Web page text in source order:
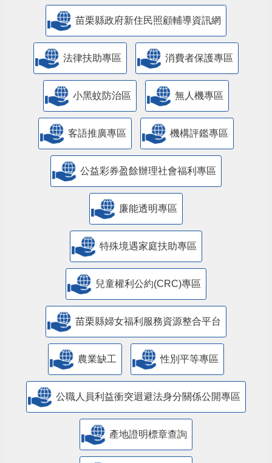
苗栗縣政府新住民照顧輔導資訊網
法律扶助專區 消費者保護專區
小黑蚊防治區 無人機專區
客語推廣專區 機構評鑑專區
公益彩券盈餘辦理社會福利專區
廉能透明專區
特殊境遇家庭扶助專區
兒童權利公約(CRC)專區
苗栗縣婦女福利服務資源整合平台
農業缺工 性別平等專區
公職人員利益衝突迴避法身分關係公開專區
產地證明標章查詢